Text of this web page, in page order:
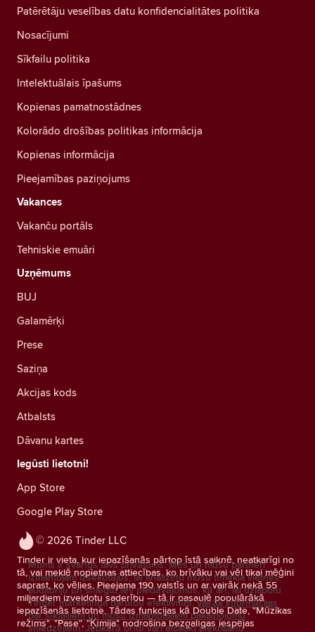
© 2026 Tinder LLC
Tinder ir vieta, kur iepazīšanās pārtop īstā saiknē, neatkarīgi no
tā, vai meklē nopietnas attiecības, ko brīvāku vai vēl tikai mēģini
saprast, ko vēlies. Pieejama 190 valstīs un ar vairāk nekā 55
miljardiem izveidotu saderību — tā ir pasaulē populārākā
iepazīšanās lietotne. Tādas funkcijas kā Double Date, "Mūzikas
režīms", "Pase", "Ķīmija" nodrošina bezgalīgas iespējas
Patērētāju veselības datu konfidencialitātes politika
Nosacījumi
Sīkfailu politika
Intelektuālais īpašums
Kopienas pamatnostādnes
Kolorādo drošības politikas informācija
Kopienas informācija
Pieejamības paziņojums
Vakances
Vakanču portāls
Tehniskie emuāri
Uzņēmums
BUJ
Galamērķi
Prese
Saziņa
Akcijas kods
Atbalsts
Dāvanu kartes
Iegūsti lietotni!
App Store
Google Play Store
Mums ir svarīgs tavs privātums. Mēs un mūsu partneri
izmantojam izsekotājus, lai analizētu mūsu tīmekļa vietnes
auditoriju un sniegtu tev piedāvājumus, kā arī, lai uzlabotu
Tinder mārketinga darbību efektivitāti. Vairāk informācijas
par sīkfailiem un mūsu izmantotajiem pakalpojumu
sniedzējiem. Jebkurā brīdī vari atsaukt piekrišanu